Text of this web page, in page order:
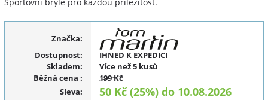
Sportovní brýle pro každou příležitost.
Značka:
Dostupnost:
IHNED K EXPEDICI
Skladem:
Více než 5 kusů
Běžná cena :
199 Kč
Sleva: 50 Kč (25%) do 10.08.2026